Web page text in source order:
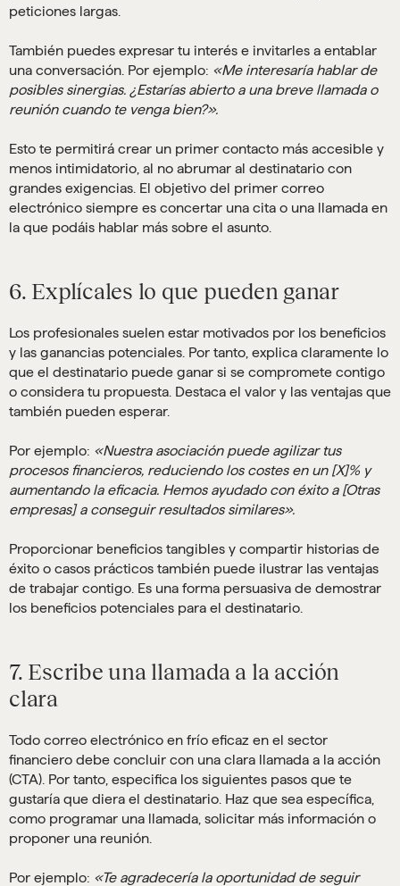
peticiones largas.
También puedes expresar tu interés e invitarles a entablar
una conversación. Por ejemplo: «Me interesaría hablar de
posibles sinergias. ¿Estarías abierto a una breve llamada o
reunión cuando te venga bien?».
Esto te permitirá crear un primer contacto más accesible y
menos intimidatorio, al no abrumar al destinatario con
grandes exigencias. El objetivo del primer correo
electrónico siempre es concertar una cita o una llamada en
la que podáis hablar más sobre el asunto.
6. Explícales lo que pueden ganar
Los profesionales suelen estar motivados por los beneficios
y las ganancias potenciales. Por tanto, explica claramente lo
que el destinatario puede ganar si se compromete contigo
o considera tu propuesta. Destaca el valor y las ventajas que
también pueden esperar.
Por ejemplo: «Nuestra asociación puede agilizar tus
procesos financieros, reduciendo los costes en un [X]% y
aumentando la eficacia. Hemos ayudado con éxito a [Otras
empresas] a conseguir resultados similares».
Proporcionar beneficios tangibles y compartir historias de
éxito o casos prácticos también puede ilustrar las ventajas
de trabajar contigo. Es una forma persuasiva de demostrar
los beneficios potenciales para el destinatario.
7. Escribe una llamada a la acción
clara
Todo correo electrónico en frío eficaz en el sector
financiero debe concluir con una clara llamada a la acción
(CTA). Por tanto, especifica los siguientes pasos que te
gustaría que diera el destinatario. Haz que sea específica,
como programar una llamada, solicitar más información o
proponer una reunión.
Por ejemplo: «Te agradecería la oportunidad de seguir